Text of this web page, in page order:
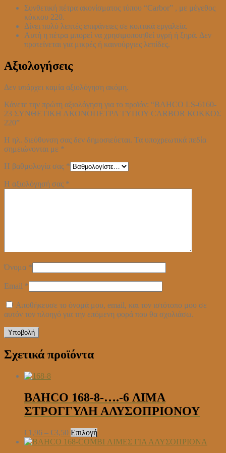
Συνθετική πέτρα ακονίσματος τύπου “Carbor” , με μέγεθος
κόκκου 220.
Δίνει πολύ λεπτές επιφάνειες σε κοπτικά εργαλεία.
Αυτή η πέτρα μπορεί να χρησιμοποιηθεί υγρή ή ξηρά. Δεν
προτείνεται για μικρές ή καινούργιες λεπίδες.
Αξιολογήσεις
Δεν υπάρχει καμία αξιολόγηση ακόμη.
Κάνετε την πρώτη αξιολόγηση για το προϊόν: “BAHCO LS-6160-
23 ΣΥΝΘΕΤΙΚΗ ΑΚΟΝΟΠΕΤΡΑ ΤΥΠΟΥ CARBOR ΚΟΚΚΟΣ
220”
Η ηλ. διεύθυνση σας δεν δημοσιεύεται. Τα υποχρεωτικά πεδία
σημειώνονται με *
Η βαθμολογία σας *
Η αξιολόγησή σας *
Όνομα *
Email *
Αποθήκευσε το όνομά μου, email, και τον ιστότοπο μου σε
αυτόν τον πλοηγό για την επόμενη φορά που θα σχολιάσω.
Σχετικά προϊόντα
BAHCO 168-8-….-6 ΛΙΜΑ
ΣΤΡΟΓΓΥΛΗ ΑΛΥΣΟΠΡΙΟΝΟΥ
€1,96 – €3,50Price
range:
ΕπιλογήΑυτό
το